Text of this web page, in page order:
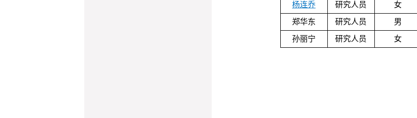
杨连乔 研究人员 女
郑华东 研究人员 男
孙丽宁 研究人员 女